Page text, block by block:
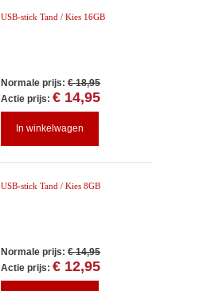
USB-stick Tand / Kies 16GB
Normale prijs: € 18,95
Actie prijs: € 14,95
In winkelwagen
USB-stick Tand / Kies 8GB
Normale prijs: € 14,95
Actie prijs: € 12,95